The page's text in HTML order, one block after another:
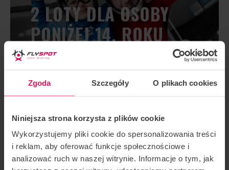
Zgoda Szczegóły O plikach cookies
Niniejsza strona korzysta z plików cookie
Wykorzystujemy pliki cookie do spersonalizowania treści
i reklam, aby oferować funkcje społecznościowe i
analizować ruch w naszej witrynie. Informacje o tym, jak
2 LOTY DLA OSOBY
PONIŻEJ 14. ROKU
ŻYCIA
ZAREZERWUJ LOT